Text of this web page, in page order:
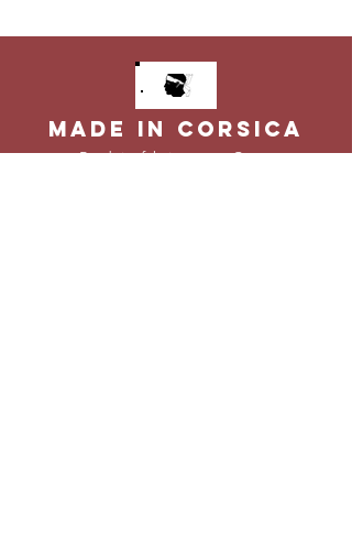
MADE IN CORSICA
Produits fabriqués en Corse